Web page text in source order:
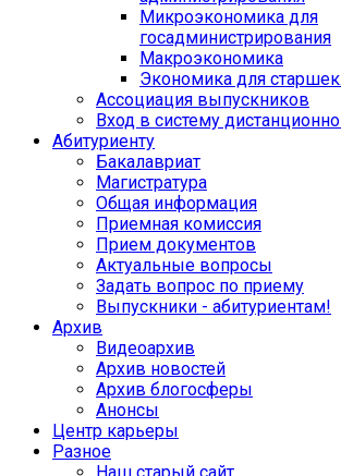
Микроэкономика для
госадминистрирования
Макроэкономика
Экономика для
Ассоциация выпускников
Вход в систему
Абитуриенту
Бакалавриат
Магистратура
Общая информация
Приемная комиссия
Прием документов
Актуальные вопросы
Задать вопрос по приему
Выпускники - абитуриентам!
Архив
Видеоархив
Архив новостей
Архив блогосферы
Анонсы
Центр карьеры
Разное